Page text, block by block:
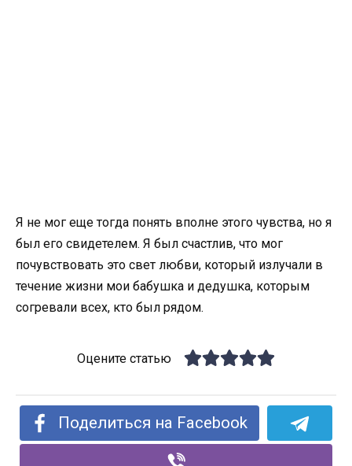
Я не мог еще тогда понять вполне этого чувства, но я
был его свидетелем. Я был счастлив, что мог
почувствовать это свет любви, который излучали в
течение жизни мои бабушка и дедушка, которым
согревали всех, кто был рядом.
Оцените статью
Поделиться на Facebook